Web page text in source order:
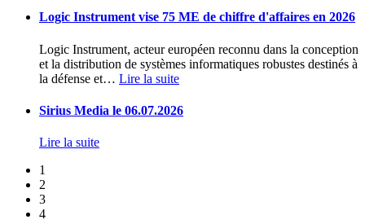
Logic Instrument vise 75 ME de chiffre d'affaires en 2026
Logic Instrument, acteur européen reconnu dans la conception
et la distribution de systèmes informatiques robustes destinés à
la défense et… Lire la suite
Sirius Media le 06.07.2026
Lire la suite
1
2
3
4